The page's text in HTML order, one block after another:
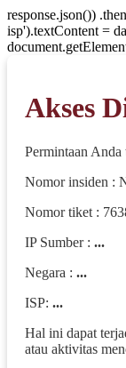
response.json())
isp').textContent =
Akses
Permintaan Anda
Nomor insiden :
Nomor tiket :
IP Sumber : ...
Negara : ...
ISP: ...
Hal ini dapat
atau aktivitas